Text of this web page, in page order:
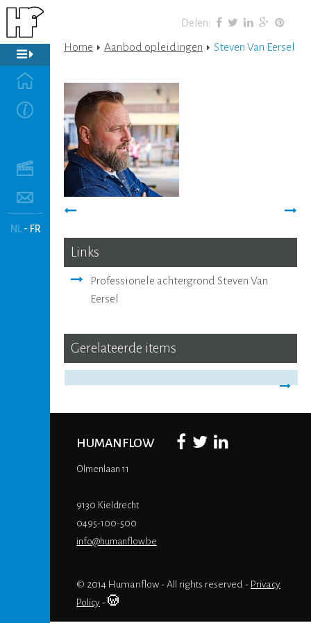
NL - FR
Delen:
Home Aanbod opleidingen Steven Van Eersel
Links
Professionele achtergrond Steven Van
Eersel
Gerelateerde items
HUMANFLOW
Olmenlaan 11
9130 Kieldrecht
0495-100-500
info@humanflow.be
© 2014 Humanflow - All rights reserved - Privacy
Policy-